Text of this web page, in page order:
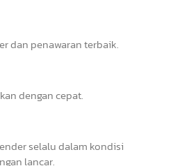
dan penawaran terbaik.
dengan cepat.
selalu dalam kondisi
lancar.